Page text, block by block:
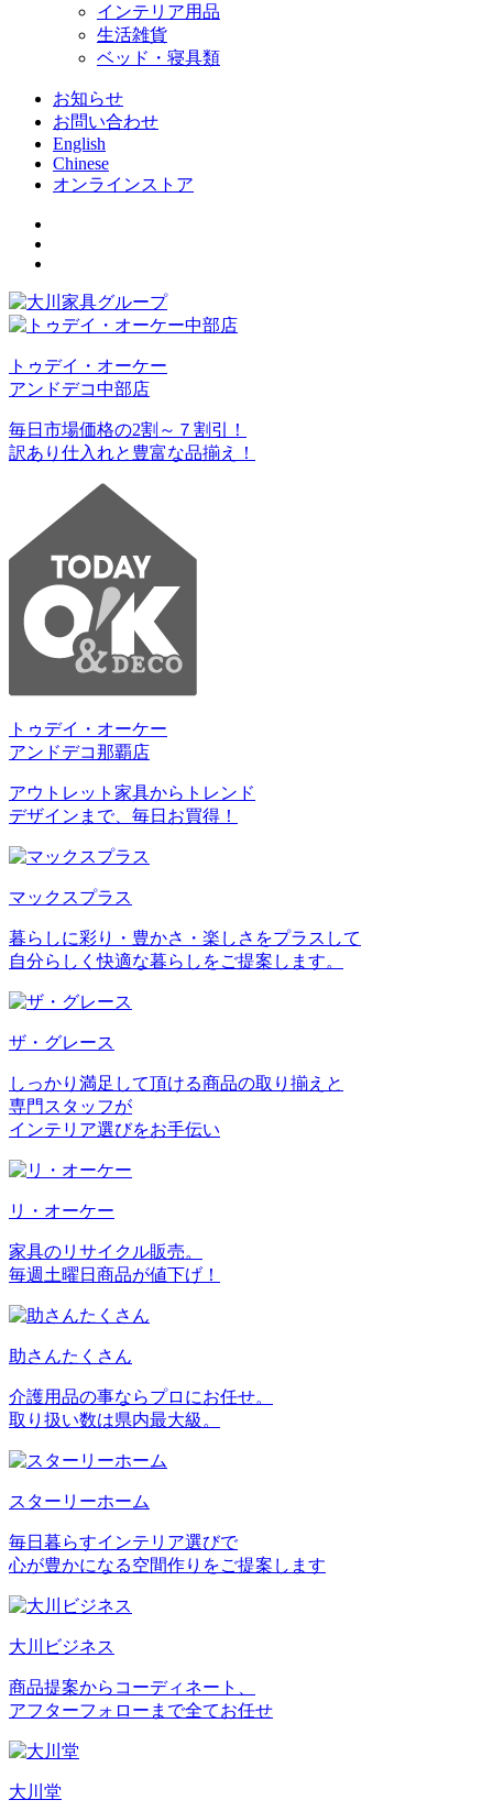
インテリア用品
生活雑貨
ベッド・寝具類
お知らせ
お問い合わせ
English
Chinese
オンラインストア
トゥデイ・オーケー
アンドデコ中部店
毎日市場価格の2割～７割引！
訳あり仕入れと豊富な品揃え！
トゥデイ・オーケー
アンドデコ那覇店
アウトレット家具からトレンド
デザインまで、毎日お買得！
マックスプラス
暮らしに彩り・豊かさ・楽しさをプラスして
自分らしく快適な暮らしをご提案します。
ザ・グレース
しっかり満足して頂ける商品の取り揃えと
専門スタッフが
インテリア選びをお手伝い
リ・オーケー
家具のリサイクル販売。
毎週土曜日商品が値下げ！
助さんたくさん
介護用品の事ならプロにお任せ。
取り扱い数は県内最大級。
スターリーホーム
毎日暮らすインテリア選びで
心が豊かになる空間作りをご提案します
大川ビジネス
商品提案からコーディネート、
アフターフォローまで全てお任せ
大川堂